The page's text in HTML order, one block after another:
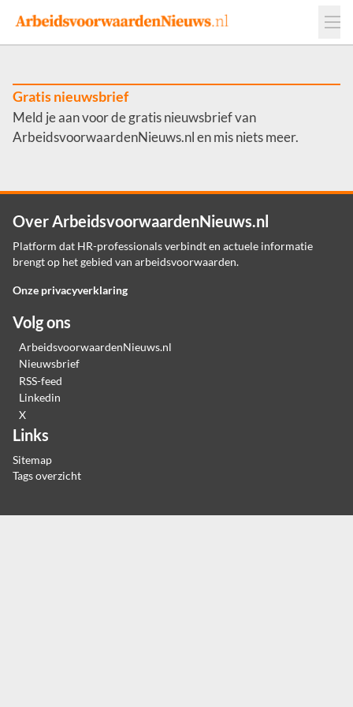
Events
Adverteren
Werkgevers
Contact
Gratis nieuwsbrief
Meld je aan voor de gratis nieuwsbrief van
ArbeidsvoorwaardenNieuws.nl en mis niets meer.
Over ArbeidsvoorwaardenNieuws.nl
Platform dat HR-professionals verbindt en actuele informatie
brengt op het gebied van arbeidsvoorwaarden.
Onze privacyverklaring
Volg ons
ArbeidsvoorwaardenNieuws.nl
Nieuwsbrief
RSS-feed
Linkedin
X
Links
Sitemap
Tags overzicht